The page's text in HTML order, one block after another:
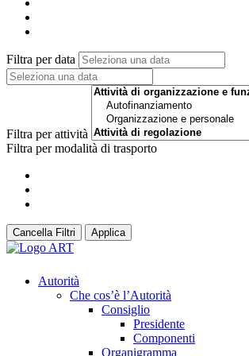
Filtra per data
Filtra per attività
Filtra per modalità di trasporto
Cancella Filtri Applica
Autorità
Che cos’è l’Autorità
Consiglio
Presidente
Componenti
Organigramma